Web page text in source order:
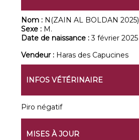
Nom : N(ZAIN AL BOLDAN 2025)
Sexe : M.
Date de naissance :3 février 2025
Vendeur : Haras des Capucines
INFOS VÉTÉRINAIRE
Piro négatif
MISES À JOUR